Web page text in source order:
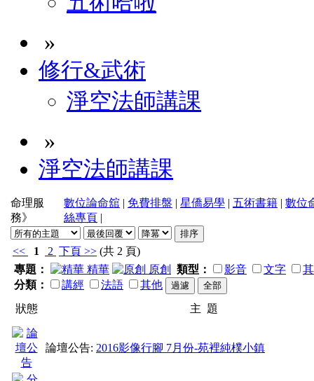
»
修行&武術
淨空法師講課
»
淨空法師講課
命理服
務》
數位論命舘 | 免費排盤 | 星僑易學 | 五術書籍 | 數位
絲專頁 |
<< 1 2 下頁 >> (共 2 頁)
專題：
精華 原創 類型： 影音 文字
分類：
講經 法語
其他
狀態
主 題
論壇公告: 2016影像行腳 7月份-苑裡純樸小鎮